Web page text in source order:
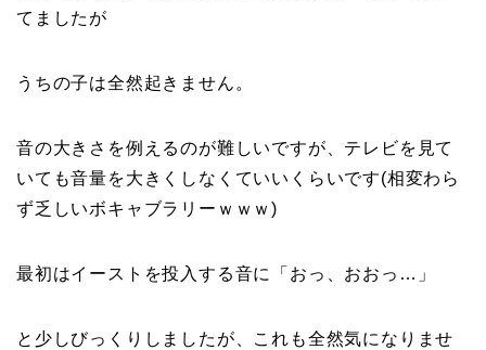
てましたが
うちの子は全然起きません。
音の大きさを例えるのが難しいですが、テレビを見て
いても音量を大きくしなくていいくらいです(相変わら
ず乏しいボキャブラリーｗｗｗ)
最初はイーストを投入する音に「おっ、おおっ…」
と少しびっくりしましたが、これも全然気になりませ